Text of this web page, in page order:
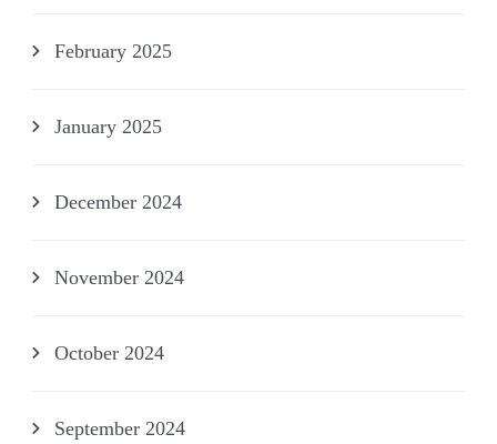
February 2025
January 2025
December 2024
November 2024
October 2024
September 2024